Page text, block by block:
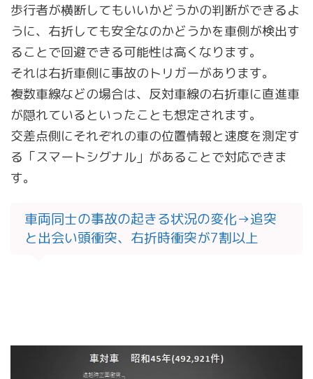
歩行者が横断してもいいかどうかの判断ができるよ
うに、右折しても安全なのかどうかを車側が検出す
ることで回避できる可能性は高くなります。
それは右折車側に事故のトリガーがあります。
複数車線などの場合は、反対車線の右折車に直進車
が隠れているといったことも想定されます。
交差点側にそれぞれの車の位置情報と速度を測定す
る「スマートシグナル」があることで対応できま
す。
車両同士の事故の起きる状況の変化→追突
と出会い頭衝突、右折時衝突が7割以上